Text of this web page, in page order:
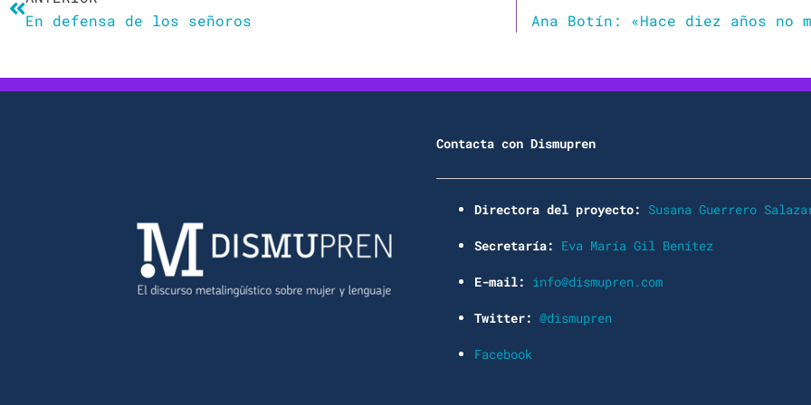
En defensa de los señoros
Contacta con Dismupren
Directora del proyecto: Susana Guerrero
Secretaría: Eva María Gil Benítez
E-mail: info@dismupren.com
Twitter: @dismupren
Facebook